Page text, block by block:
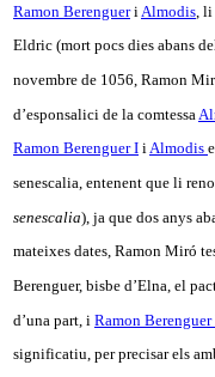
Ramon Berengueri Almodis ,
Eldric (mort pocs dies abans
novembre de 1056, Ramon
d’esponsalici de la comtessa
Ramon Berenguer I iAlmodis
senescalia, entenent que li
senescalia), ja que dos anys
mateixes dates, Ramon Miró
Berenguer, bisbe d’Elna, el
d’una part, i Ramon Berenguer
significatiu, per precisar els